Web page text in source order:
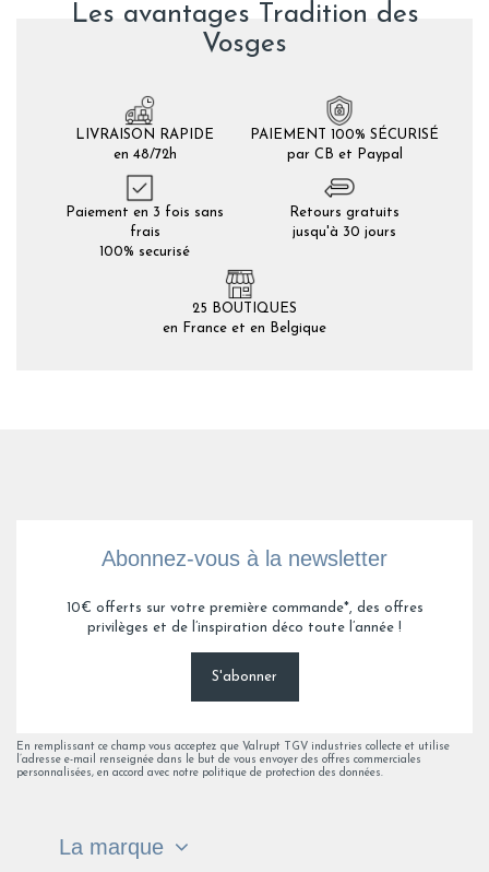
Les avantages Tradition des
Vosges
LIVRAISON RAPIDE
en 48/72h
PAIEMENT 100% SÉCURISÉ
par CB et Paypal
Paiement en 3 fois sans
frais
100% securisé
Retours gratuits
jusqu'à 30 jours
25 BOUTIQUES
en France et en Belgique
Abonnez-vous à la newsletter
10€ offerts sur votre première commande*, des offres
privilèges et de l’inspiration déco toute l’année !
S'abonner
En remplissant ce champ vous acceptez que Valrupt TGV industries collecte et utilise
l’adresse e-mail renseignée dans le but de vous envoyer des offres commerciales
personnalisées, en accord avec notre politique de protection des données.
La marque